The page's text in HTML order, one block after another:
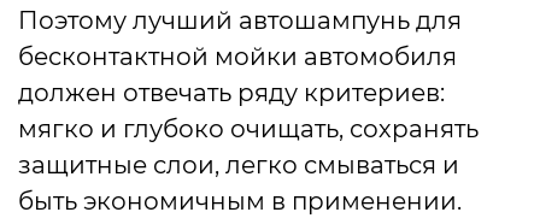
Поэтому лучший автошампунь для
бесконтактной мойки автомобиля
должен отвечать ряду критериев:
мягко и глубоко очищать, сохранять
защитные слои, легко смываться и
быть экономичным в применении.